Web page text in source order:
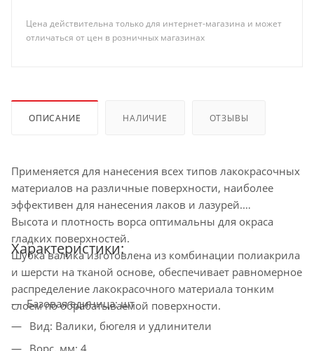
Цена действительна только для интернет-магазина и может
отличаться от цен в розничных магазинах
ОПИСАНИЕ НАЛИЧИЕ ОТЗЫВЫ
Применяется для нанесения всех типов лакокрасочных
материалов на различные поверхности, наиболее
эффективен для нанесения лаков и лазурей.
Высота и плотность ворса оптимальны для окраса
гладких поверхностей.
Шубка валика изготовлена из комбинации полиакрила
и шерсти на тканой основе, обеспечивает равномерное
распределение лакокрасочного материала тонким
слоем по обрабатываемой поверхности.
Характеристики:
Базовая единица: шт
Вид: Валики, бюгеля и удлинители
Ворс, мм: 4